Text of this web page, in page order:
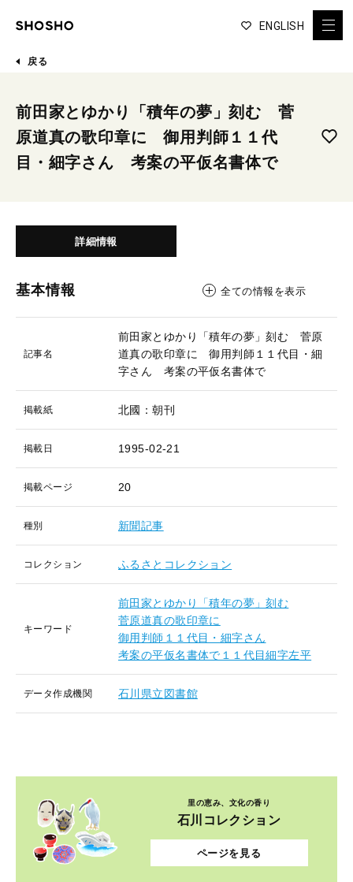
ENGLISH
戻る
前田家とゆかり「積年の夢」刻む 菅
原道真の歌印章に 御用判師１１代
目・細字さん 考案の平仮名書体で
詳細情報
基本情報 全ての情報を表示
記事名
前田家とゆかり「積年の夢」刻む 菅原
道真の歌印章に 御用判師１１代目・細
字さん 考案の平仮名書体で
掲載紙 北國：朝刊
掲載日 1995-02-21
掲載ページ 20
種別 新聞記事
コレクション ふるさとコレクション
キーワード
前田家とゆかり「積年の夢」刻む
菅原道真の歌印章に
御用判師１１代目・細字さん
考案の平仮名書体で１１代目細字左平
データ作成機関 石川県立図書館
里の恵み、文化の香り
石川コレクション
ページを見る